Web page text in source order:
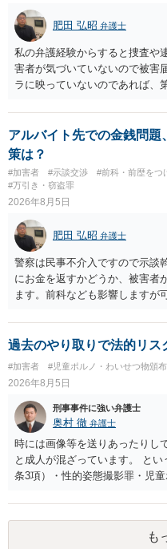
肥田 弘昭 弁護士
私の弁護経験からすると捜査や
害者が気づいていないので被害
ラに映っていないのであれば、
座る女性を盗撮(全体像写真1枚
着や胸など強調したものではあ
も捜査段階では性的姿態等撮影
が私の弁護経験では多くなった
都道府県の迷惑防止条例違反に
とをお勧めいたします。ご参考
アルバイト先での金銭問
策は？
#加害者 #示談交渉 #前科・前歴をつ
#万引き・窃盗罪
2026年8月5日
肥田 弘昭 弁護士
警察は民事不介入ですので示談
にお金を返すかどうか、被害者
ます。前科なども影響しますが
過去のやり取りで法的リス
#加害者 #児童ポルノ・わいせつ物頒
2026年8月5日
刑事事件に強い弁護士
奥村 徹 弁護士
時には画像等を送りあったりし
と成人が混ざっています。 と
条3項）・性的姿態撮影罪・児
で、警察にバレれば、それなり
も